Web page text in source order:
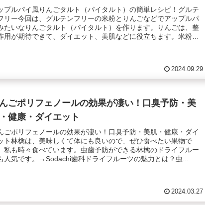
プルパイ風りんごタルト（パイタルト）の簡単レシピ！グルテ
リー今回は、グルテンフリーの米粉とりんごなどでアップルパ
たいなりんごタルト（パイタルト）を作ります。りんごは、整
用が期待できて、ダイエット、美肌などに役立ちます。米粉
2024.09.29
ごポリフェノールの効果が凄い！口臭予防・美
健康・ダイエット
ごポリフェノールの効果が凄い！口臭予防・美肌・健康・ダイ
ト林檎は、美味しくて体にも良いので、ぜひ食べたい果物で
私も時々食べています。虫歯予防ができる林檎のドライフルー
人気です。→Sodachi歯科ドライフルーツの魅力とは？虫...
2024.03.27